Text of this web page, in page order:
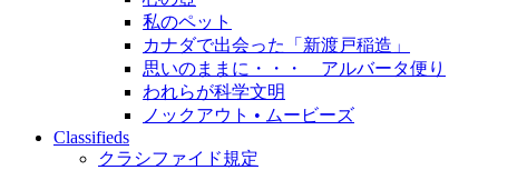
私のペット
カナダで出会った「新渡戸稲造」
思いのままに・・・ アルバータ便り
われらが科学文明
ノックアウト • ムービーズ
Classifieds
クラシファイド規定